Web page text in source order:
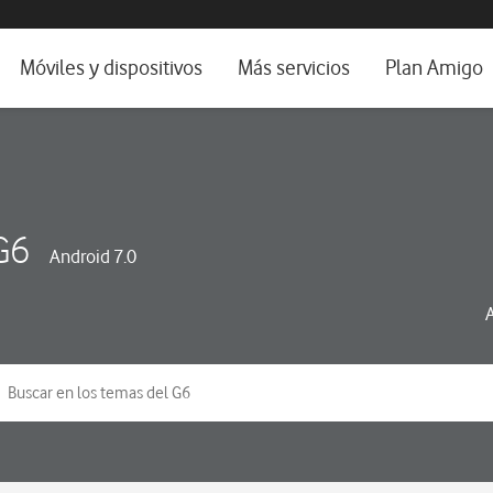
e idioma
Móviles y dispositivos Más servicios Plan Amigo
Android 7.0